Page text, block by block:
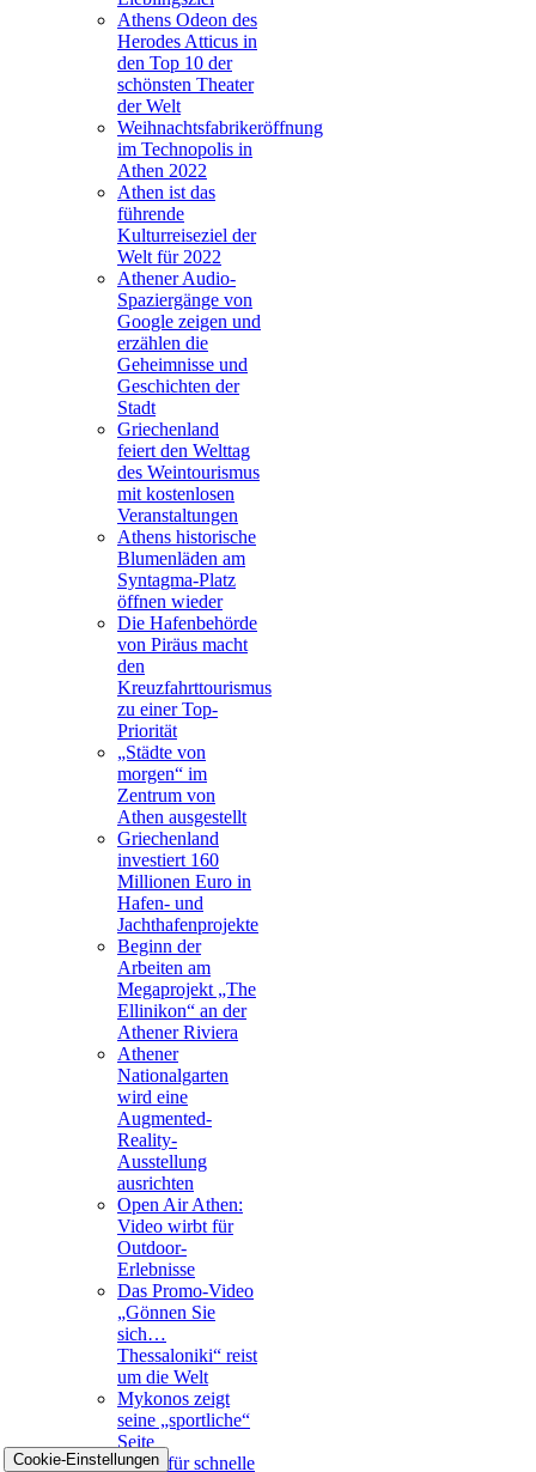
Athens Odeon des
Herodes Atticus in
den Top 10 der
schönsten Theater
der Welt
Weihnachtsfabrikeröffnung
im Technopolis in
Athen 2022
Athen ist das
führende
Kulturreiseziel der
Welt für 2022
Athener Audio-
Spaziergänge von
Google zeigen und
erzählen die
Geheimnisse und
Geschichten der
Stadt
Griechenland
feiert den Welttag
des Weintourismus
mit kostenlosen
Veranstaltungen
Athens historische
Blumenläden am
Syntagma-Platz
öffnen wieder
Die Hafenbehörde
von Piräus macht
den
Kreuzfahrttourismus
zu einer Top-
Priorität
„Städte von
morgen“ im
Zentrum von
Athen ausgestellt
Griechenland
investiert 160
Millionen Euro in
Hafen- und
Jachthafenprojekte
Beginn der
Arbeiten am
Megaprojekt „The
Ellinikon“ an der
Athener Riviera
Athener
Nationalgarten
wird eine
Augmented-
Reality-
Ausstellung
ausrichten
Open Air Athen:
Video wirbt für
Outdoor-
Erlebnisse
Das Promo-Video
„Gönnen Sie
sich…
Thessaloniki“ reist
um die Welt
Mykonos zeigt
seine „sportliche“
Seite
Metro für schnelle
Cookie-Einstellungen